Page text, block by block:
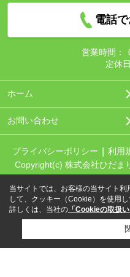
電話
営業時間：
定休
ホーム
お問い合わせ
プライバシーポリシー 利用
Copyright(c) 株式会社ひだま
当サイトでは、お客様の当サイト
して、クッキー（Cookie）を使用し
詳しくは、当社の 「Cookieの取扱